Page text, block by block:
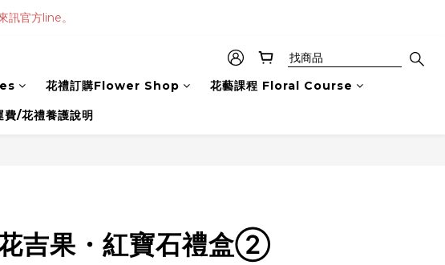
訊官方line。
花禮訂購Flower Shop 花藝課程 Floral Course
費/花禮養護說明
吉果・紅寶石禮盒②